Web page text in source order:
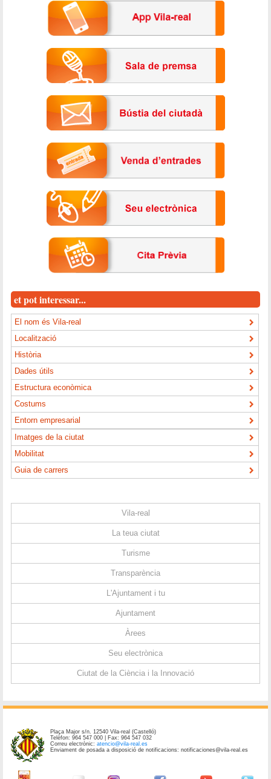
et pot interessar...
El nom és Vila-real
Localització
Història
Dades útils
Estructura econòmica
Costums
Entorn empresarial
Imatges de la ciutat
Mobilitat
Guia de carrers
Vila-real
La teua ciutat
Turisme
Transparència
L'Ajuntament i tu
Ajuntament
Àrees
Seu electrònica
Ciutat de la Ciència i la Innovació
Plaça Major s/n. 12540 Vila-real (Castelló)
Telèfon: 964 547 000 | Fax: 964 547 032
Correu electrònic:atencio@vila-real.es
Enviament de posada a disposició de notificacions: notificaciones@vila-real.es